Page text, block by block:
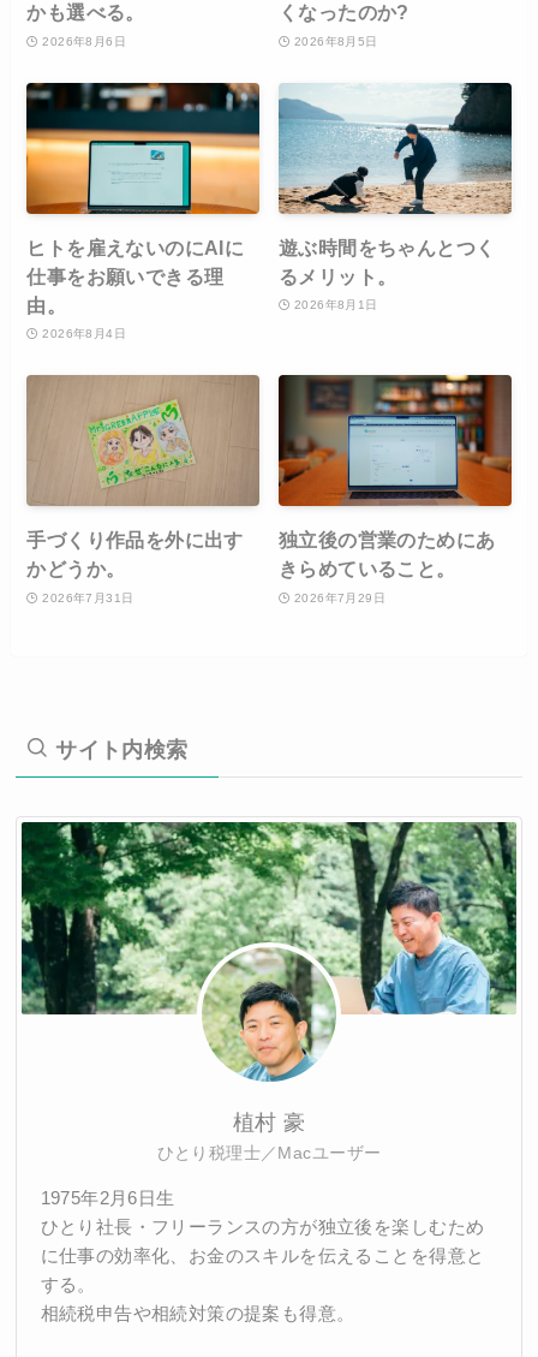
かも選べる。
2026年8月6日
くなったのか?
2026年8月5日
ヒトを雇えないのにAIに
仕事をお願いできる理
由。
2026年8月4日
遊ぶ時間をちゃんとつく
るメリット。
2026年8月1日
手づくり作品を外に出す
かどうか。
2026年7月31日
独立後の営業のためにあ
きらめていること。
2026年7月29日
サイト内検索
植村 豪
ひとり税理士／Macユーザー
1975年2月6日生
ひとり社長・フリーランスの方が独立後を楽しむため
に仕事の効率化、お金のスキルを伝えることを得意と
する。
相続税申告や相続対策の提案も得意。